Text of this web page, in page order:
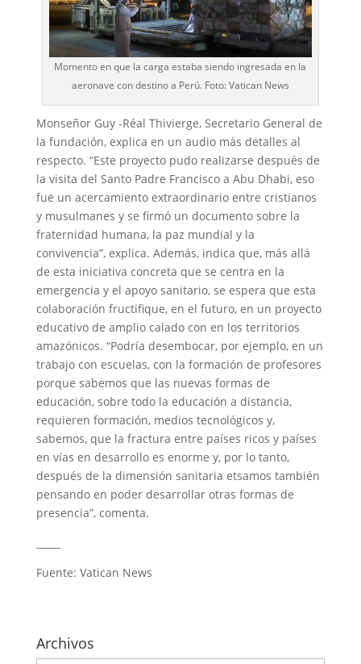
Momento en que la carga estaba siendo ingresada en la
aeronave con destino a Perú. Foto: Vatican News
Monseñor Guy -Réal Thivierge, Secretario General de
la fundación, explica en un audio más detalles al
respecto. “Este proyecto pudo realizarse después de
la visita del Santo Padre Francisco a Abu Dhabi, eso
fue un acercamiento extraordinario entre cristianos
y musulmanes y se firmó un documento sobre la
fraternidad humana, la paz mundial y la
convivencia”, explica. Además, indica que, más allá
de esta iniciativa concreta que se centra en la
emergencia y el apoyo sanitario, se espera que esta
colaboración fructifique, en el futuro, en un proyecto
educativo de amplio calado con en los territorios
amazónicos. “Podría desembocar, por ejemplo, en un
trabajo con escuelas, con la formación de profesores
porque sabemos que las nuevas formas de
educación, sobre todo la educación a distancia,
requieren formación, medios tecnológicos y,
sabemos, que la fractura entre países ricos y países
en vías en desarrollo es enorme y, por lo tanto,
después de la dimensión sanitaria etsamos también
pensando en poder desarrollar otras formas de
presencia”, comenta.
Fuente: Vatican News
Archivos